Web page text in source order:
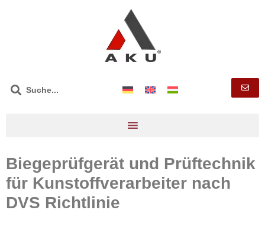
Biegeprüfgerät und Prüftechnik
für Kunstoffverarbeiter nach
DVS Richtlinie